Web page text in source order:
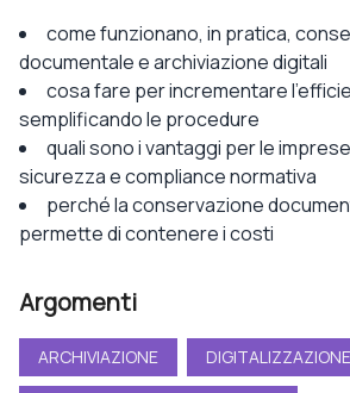
come funzionano, in pratica,
documentale e archiviazione digitali
cosa fare per incrementare
semplificando le procedure
quali sono i vantaggi per le
sicurezza e compliance normativa
perché la conservazione
permette di contenere i costi
Argomenti
ARCHIVIAZIONE